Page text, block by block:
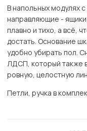
В напольных модулях
направляющие - ящики
плавно и тихо, а всё,
достать. Основание
удобно убирать пол.
ЛДСП, который также
ровную, целостную
Петли, ручка в